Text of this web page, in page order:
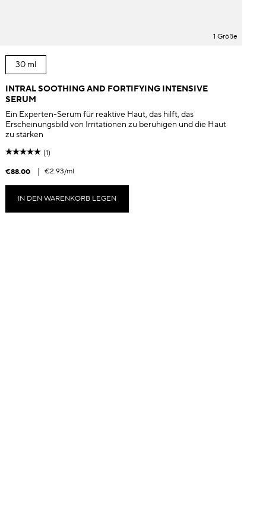
1 Größe
30 ml
INTRAL SOOTHING AND FORTIFYING INTENSIVE
SERUM
Ein Experten-Serum für reaktive Haut, das hilft, das
Erscheinungsbild von Irritationen zu beruhigen und die Haut
zu stärken
(1)
€88.00 €2.93/ml
IN DEN WARENKORB LEGEN